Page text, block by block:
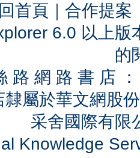
回首頁 ｜ 合作提案
6.0 以上
的
路 網 路 書 店
隸屬於華文網股
采舍國際有
Knowledge